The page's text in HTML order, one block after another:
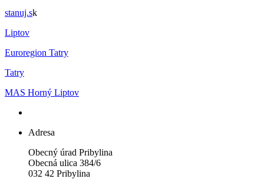
stanuj.sk
Liptov
Euroregion Tatry
Tatry
MAS Horný Liptov
Adresa
Obecný úrad Pribylina
Obecná ulica 384/6
032 42 Pribylina